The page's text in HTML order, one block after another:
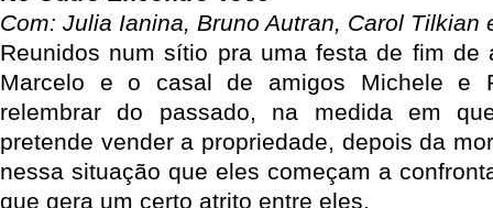
Com: Julia Ianina, Bruno Autran, Carol Tilkian
Reunidos num sítio pra uma festa de fim de
Marcelo e o casal de amigos Michele e
relembrar do passado, na medida em
pretende vender a propriedade, depois da
nessa situação que eles começam a
que gera um certo atrito entre eles.